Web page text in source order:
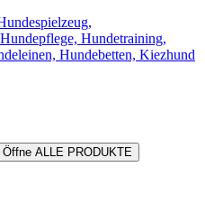
Öffne ALLE PRODUKTE